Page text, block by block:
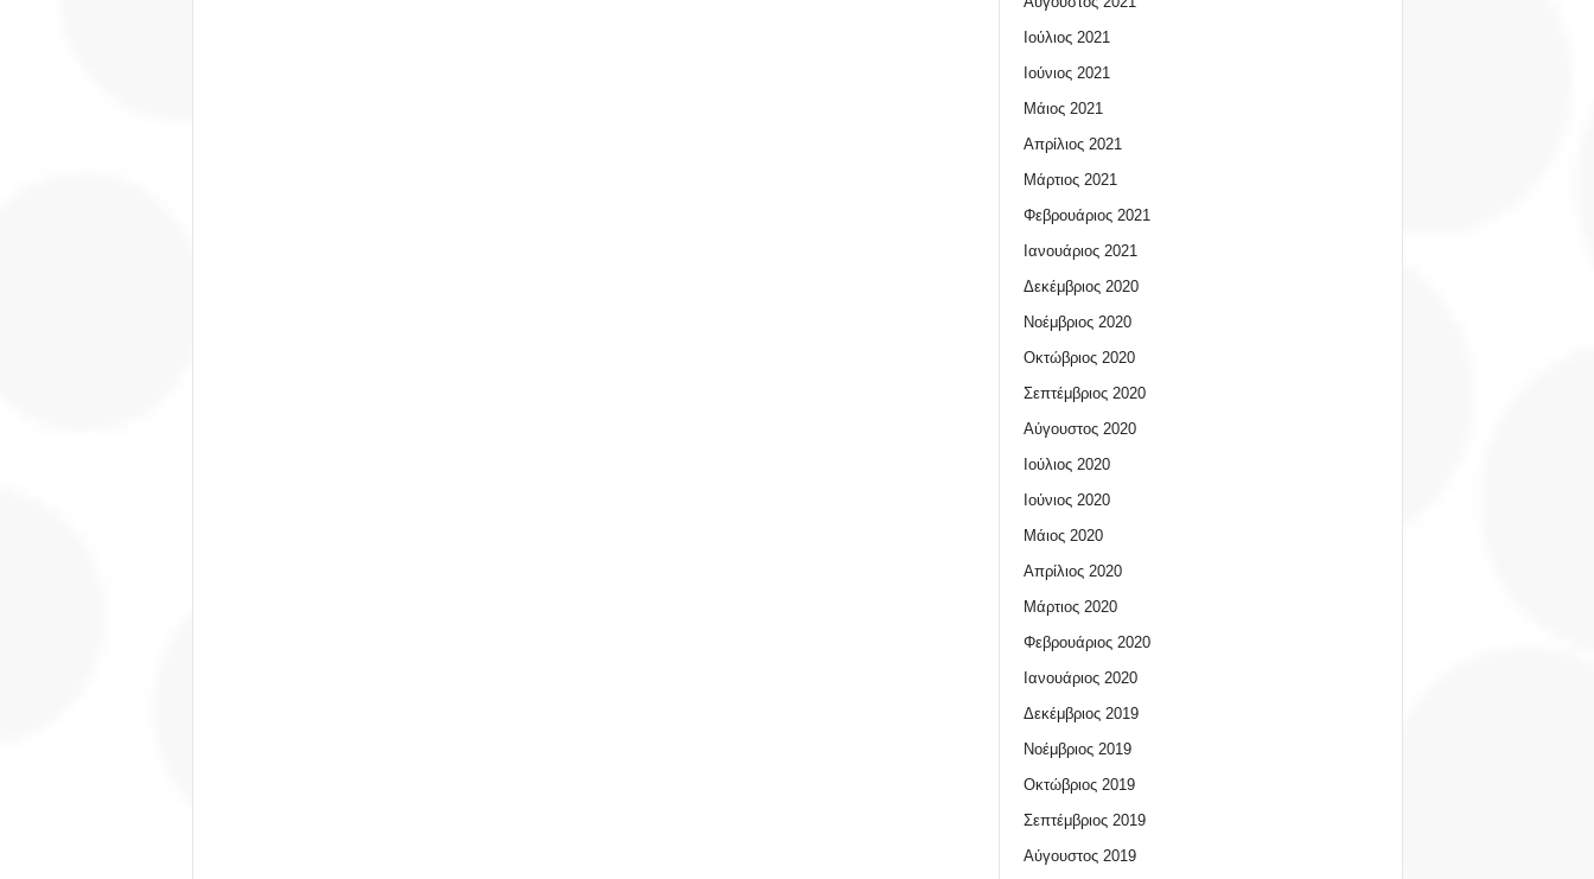
Ιούλιος 2021
Ιούνιος 2021
Μάιος 2021
Απρίλιος 2021
Μάρτιος 2021
Φεβρουάριος 2021
Ιανουάριος 2021
Δεκέμβριος 2020
Νοέμβριος 2020
Οκτώβριος 2020
Σεπτέμβριος 2020
Αύγουστος 2020
Ιούλιος 2020
Ιούνιος 2020
Μάιος 2020
Απρίλιος 2020
Μάρτιος 2020
Φεβρουάριος 2020
Ιανουάριος 2020
Δεκέμβριος 2019
Νοέμβριος 2019
Οκτώβριος 2019
Σεπτέμβριος 2019
Αύγουστος 2019